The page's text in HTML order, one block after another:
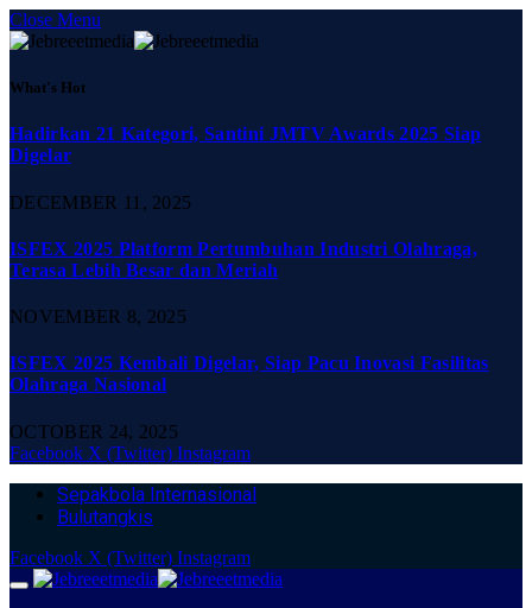
Close Menu
What's Hot
Hadirkan 21 Kategori, Santini JMTV Awards 2025 Siap
Digelar
DECEMBER 11, 2025
ISFEX 2025 Platform Pertumbuhan Industri Olahraga,
Terasa Lebih Besar dan Meriah
NOVEMBER 8, 2025
ISFEX 2025 Kembali Digelar, Siap Pacu Inovasi Fasilitas
Olahraga Nasional
OCTOBER 24, 2025
Facebook X (Twitter) Instagram
Sepakbola Internasional
Bulutangkis
Facebook X (Twitter) Instagram